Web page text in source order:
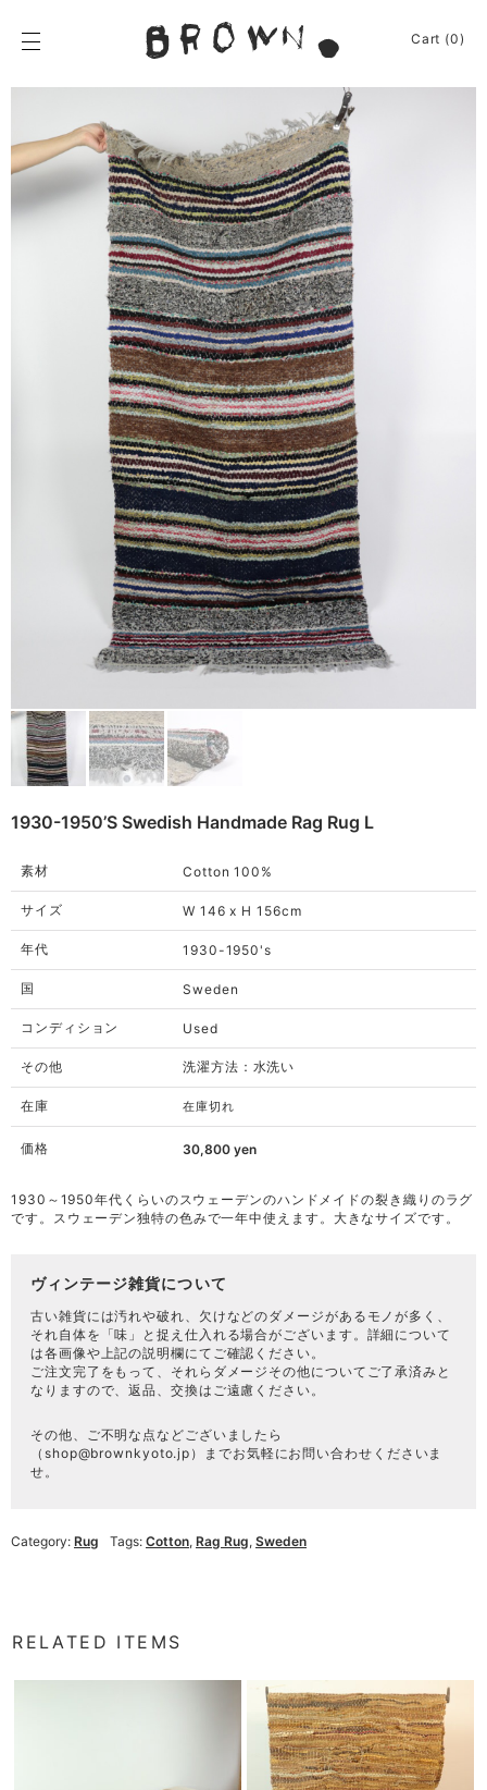
content
BROWN.
プライバシーポリシー
特定商取引法に基づく表記
Furniture
Chair
Table
Shelf / Cabinet
Lamp
Other
Homeware
Kitchenware
Baskets
Other
Remake
Bag
Cushion
Rug
Blanket
Quilt
Cart (0)
1930-1950’s Swedish Handmade Rag Rug L
素材 Cotton 100%
サイズ W 146 x H 156cm
年代 1930-1950's
国 Sweden
コンディション Used
その他 洗濯方法：水洗い
在庫 在庫切れ
価格 30,800 yen
1930～1950年代くらいのスウェーデンのハンドメイドの裂き織りのラグ
です。スウェーデン独特の色みで一年中使えます。大きなサイズです。
ヴィンテージ雑貨について
古い雑貨には汚れや破れ、欠けなどのダメージがあるモノが多く、
それ自体を「味」と捉え仕入れる場合がございます。詳細について
は各画像や上記の説明欄にてご確認ください。
ご注文完了をもって、それらダメージその他についてご了承済みと
なりますので、返品、交換はご遠慮ください。
その他、ご不明な点などございましたら
（ shop@brownkyoto.jp ）までお気軽にお問い合わせくださいま
せ。
Category: Rug Tags: Cotton, Rag Rug, Sweden
RELATED ITEMS